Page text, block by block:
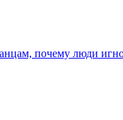
почему люди